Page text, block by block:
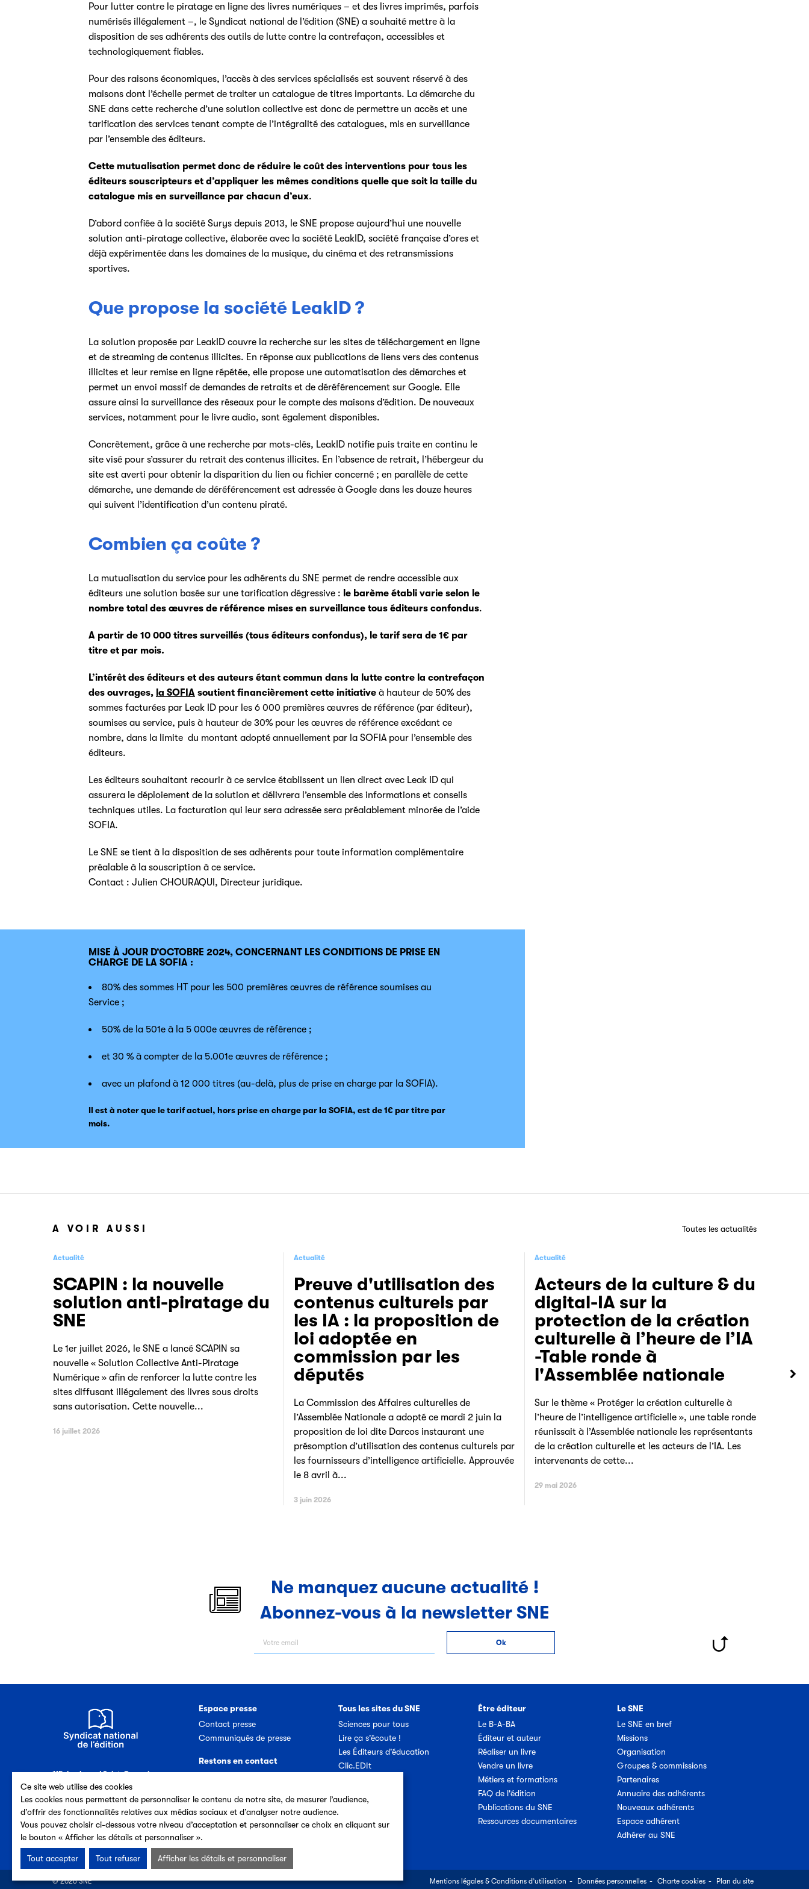
Ce site web utilise des cookies
Les cookies nous permettent de personnaliser le contenu de notre site, de mesurer l’audience,
d’offrir des fonctionnalités relatives aux médias sociaux et d’analyser notre audience.
Vous pouvez choisir ci-dessous votre niveau d’acceptation et personnaliser ce choix en cliquant sur
le bouton « Afficher les détails et personnaliser ».
Tout accepter Tout refuser Afficher les détails et personnaliser
Pour lutter contre le piratage en ligne des livres numériques – et des livres imprimés, parfois
numérisés illégalement –, le Syndicat national de l’édition (SNE) a souhaité mettre à la
disposition de ses adhérents des outils de lutte contre la contrefaçon, accessibles et
technologiquement fiables.
Pour des raisons économiques, l’accès à des services spécialisés est souvent réservé à des
maisons dont l’échelle permet de traiter un catalogue de titres importants. La démarche du
SNE dans cette recherche d’une solution collective est donc de permettre un accès et une
tarification des services tenant compte de l’intégralité des catalogues, mis en surveillance
par l’ensemble des éditeurs.
Cette mutualisation permet donc de réduire le coût des interventions pour tous les
éditeurs souscripteurs et d’appliquer les mêmes conditions quelle que soit la taille du
catalogue mis en surveillance par chacun d’eux.
D’abord confiée à la société Surys depuis 2013, le SNE propose aujourd’hui une nouvelle
solution anti-piratage collective, élaborée avec la société LeakID, société française d’ores et
déjà expérimentée dans les domaines de la musique, du cinéma et des retransmissions
sportives.
Que propose la société LeakID ?
La solution proposée par LeakID couvre la recherche sur les sites de téléchargement en ligne
et de streaming de contenus illicites. En réponse aux publications de liens vers des contenus
illicites et leur remise en ligne répétée, elle propose une automatisation des démarches et
permet un envoi massif de demandes de retraits et de déréférencement sur Google. Elle
assure ainsi la surveillance des réseaux pour le compte des maisons d’édition. De nouveaux
services, notamment pour le livre audio, sont également disponibles.
Concrètement, grâce à une recherche par mots-clés, LeakID notifie puis traite en continu le
site visé pour s’assurer du retrait des contenus illicites. En l’absence de retrait, l’hébergeur du
site est averti pour obtenir la disparition du lien ou fichier concerné ; en parallèle de cette
démarche, une demande de déréférencement est adressée à Google dans les douze heures
qui suivent l’identification d’un contenu piraté.
Combien ça coûte ?
La mutualisation du service pour les adhérents du SNE permet de rendre accessible aux
éditeurs une solution basée sur une tarification dégressive : le barème établi varie selon le
nombre total des œuvres de référence mises en surveillance tous éditeurs confondus.
A partir de 10 000 titres surveillés (tous éditeurs confondus), le tarif sera de 1€ par
titre et par mois.
L’intérêt des éditeurs et des auteurs étant commun dans la lutte contre la contrefaçon
des ouvrages, la SOFIA soutient financièrement cette initiative à hauteur de 50% des
sommes facturées par Leak ID pour les 6 000 premières œuvres de référence (par éditeur),
soumises au service, puis à hauteur de 30% pour les œuvres de référence excédant ce
nombre, dans la limite du montant adopté annuellement par la SOFIA pour l’ensemble des
éditeurs.
Les éditeurs souhaitant recourir à ce service établissent un lien direct avec Leak ID qui
assurera le déploiement de la solution et délivrera l’ensemble des informations et conseils
techniques utiles. La facturation qui leur sera adressée sera préalablement minorée de l’aide
SOFIA.
Le SNE se tient à la disposition de ses adhérents pour toute information complémentaire
préalable à la souscription à ce service.
Contact : Julien CHOURAQUI, Directeur juridique.
MISE À JOUR D’OCTOBRE 2024, CONCERNANT LES CONDITIONS DE PRISE EN
CHARGE DE LA SOFIA :
80% des sommes HT pour les 500 premières œuvres de référence soumises au
Service ;
50% de la 501e à la 5 000e œuvres de référence ;
et 30 % à compter de la 5.001e œuvres de référence ;
avec un plafond à 12 000 titres (au-delà, plus de prise en charge par la SOFIA).
Il est à noter que le tarif actuel, hors prise en charge par la SOFIA, est de 1€ par titre par
mois.
A VOIR AUSSI Toutes les actualités
Actualité
SCAPIN : la nouvelle
solution anti-piratage du
SNE
Le 1er juillet 2026, le SNE a lancé SCAPIN sa
nouvelle « Solution Collective Anti-Piratage
Numérique » afin de renforcer la lutte contre les
sites diffusant illégalement des livres sous droits
sans autorisation. Cette nouvelle...
16 juillet 2026
Actualité
Preuve d'utilisation des
contenus culturels par
les IA : la proposition de
loi adoptée en
commission par les
députés
La Commission des Affaires culturelles de
l’Assemblée Nationale a adopté ce mardi 2 juin la
proposition de loi dite Darcos instaurant une
présomption d’utilisation des contenus culturels par
les fournisseurs d’intelligence artificielle. Approuvée
le 8 avril à...
3 juin 2026
Actualité
Acteurs de la culture & du
digital-IA sur la
protection de la création
culturelle à l’heure de l’IA
-Table ronde à
l'Assemblée nationale
Sur le thème « Protéger la création culturelle à
l’heure de l’intelligence artificielle », une table ronde
réunissait à l’Assemblée nationale les représentants
de la création culturelle et les acteurs de l’IA. Les
intervenants de cette...
29 mai 2026
Ne manquez aucune actualité !
Abonnez-vous à la newsletter SNE
115, boulevard Saint-Germain
75006 Paris (France)
Espace presse
Contact presse
Communiqués de presse
Restons en contact
Tous les sites du SNE
Sciences pour tous
Lire ça s'écoute !
Les Éditeurs d'éducation
Clic.EDIt
Offres d'emploi
Être éditeur
Le B-A-BA
Éditeur et auteur
Réaliser un livre
Vendre un livre
Métiers et formations
FAQ de l'édition
Publications du SNE
Ressources documentaires
Le SNE
Le SNE en bref
Missions
Organisation
Groupes & commissions
Partenaires
Annuaire des adhérents
Nouveaux adhérents
Espace adhérent
Adhérer au SNE
Mentions légales & Conditions d’utilisation Données personnelles Charte cookies Plan du site
© 2026 SNE